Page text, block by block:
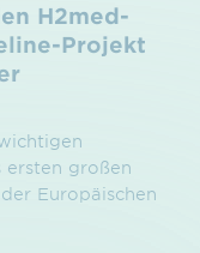
H2med-
Projekt
ersten großen
Europäischen